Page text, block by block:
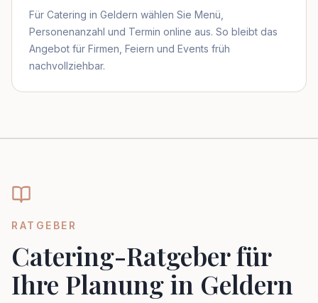
Für Catering in Geldern wählen Sie Menü,
Personenanzahl und Termin online aus. So bleibt das
Angebot für Firmen, Feiern und Events früh
nachvollziehbar.
RATGEBER
Catering-Ratgeber für
Ihre Planung in Geldern